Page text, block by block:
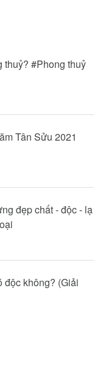
thuỷ? #Phong thuỷ
Tân Sửu 2021
đẹp chất - độc - lạ
độc không? (Giải